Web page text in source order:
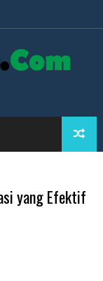
yang Efektif